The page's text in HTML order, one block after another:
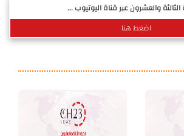
الثالثة والعشرون عبر قناة اليوتيوب ...
اضغط هنا